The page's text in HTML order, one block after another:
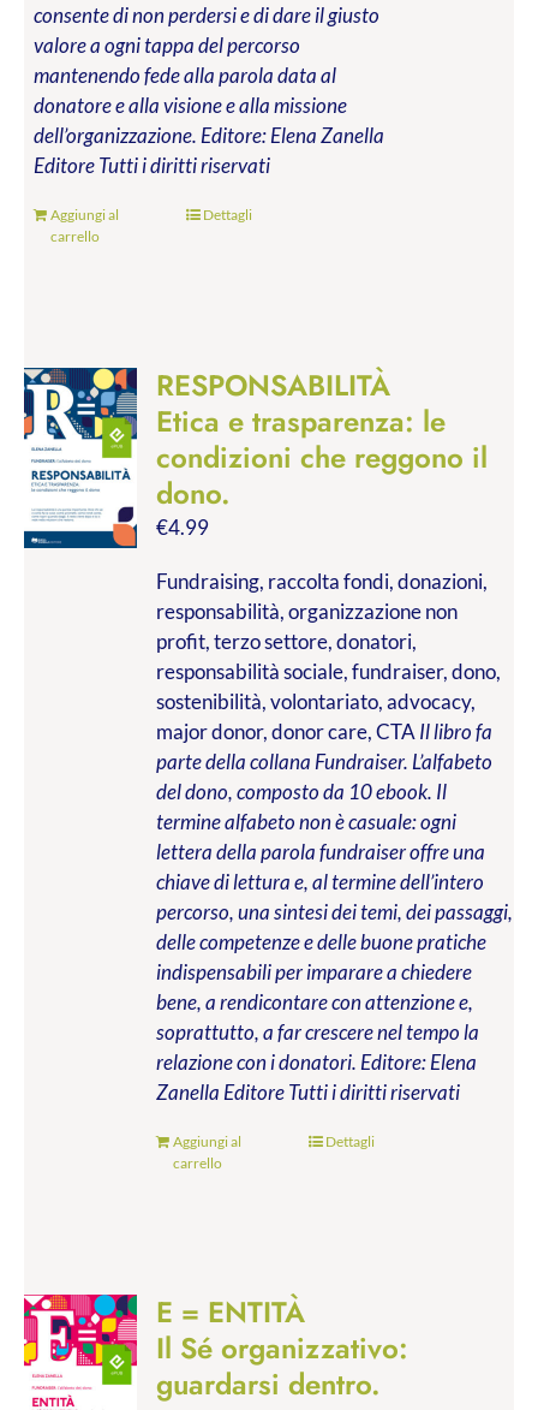
consente di non perdersi e di dare il giusto
valore a ogni tappa del percorso
mantenendo fede alla parola data al
donatore e alla visione e alla missione
dell’organizzazione. Editore: Elena Zanella
EditoreTutti i diritti riservati
Aggiungi al
carrello
Dettagli
RESPONSABILITÀ
Etica e trasparenza: le
condizioni che reggono il
dono.
€4.99
Fundraising, raccolta fondi, donazioni,
responsabilità, organizzazione non
profit, terzo settore, donatori,
responsabilità sociale, fundraiser, dono,
sostenibilità, volontariato, advocacy,
major donor, donor care, CTA Il libro fa
parte della collana Fundraiser. L’alfabeto
del dono, composto da 10 ebook. Il
termine alfabeto non è casuale: ogni
lettera della parola fundraiser offre una
chiave di lettura e, al termine dell’intero
percorso, una sintesi dei temi, dei passaggi,
delle competenze e delle buone pratiche
indispensabili per imparare a chiedere
bene, a rendicontare con attenzione e,
soprattutto, a far crescere nel tempo la
relazione con i donatori. Editore: Elena
Zanella EditoreTutti i diritti riservati
Aggiungi al
carrello
Dettagli
E = ENTITÀ
Il Sé organizzativo:
guardarsi dentro.